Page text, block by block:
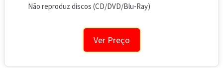
Não reproduz discos (CD/DVD/Blu-Ray)
Ver Preço